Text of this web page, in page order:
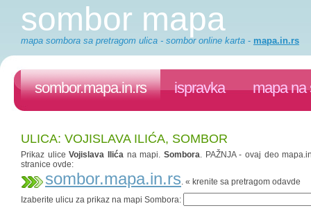
sombor mapa
mapa sombora sa pretragom ulica - sombor online karta - mapa.in.rs
sombor.mapa.in.rs ispravka mapa na
ULICA: VOJISLAVA ILIĆA, SOMBOR
Prikaz uliceVojislava Ilićana mapi. Sombora. PAŽNJA - ovaj deo
stranice ovde:
sombor.mapa.in.rs. « krenite sa pretragom odavde
Izaberite ulicu za prikaz na mapi Sombora: